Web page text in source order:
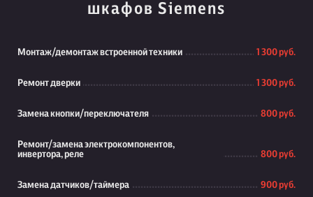
шкафов Siemens
Монтаж/демонтаж встроенной техники 1 300 руб.
Ремонт дверки 1 300 руб.
Замена кнопки/переключателя 800 руб.
Ремонт/замена электрокомпонентов,
инвертора, реле
800 руб.
Замена датчиков/таймера 900 руб.